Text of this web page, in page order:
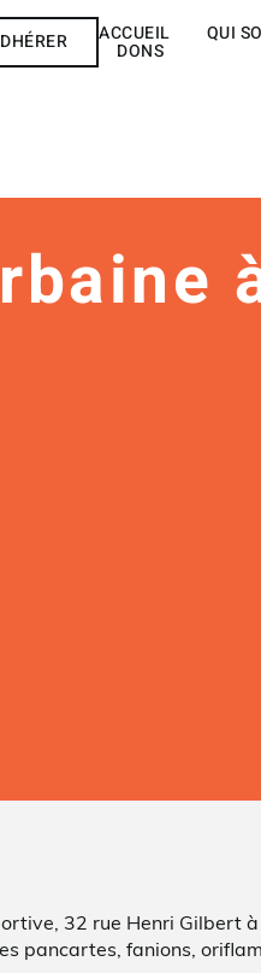
ACCUEIL QUI
DONS
32 rue Henri Gilbert
pancartes, fanions,